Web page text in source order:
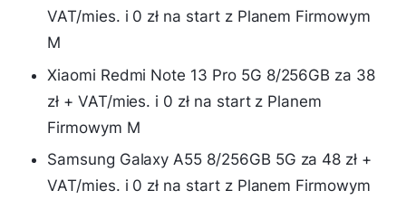
VAT/mies. i 0 zł na start z Planem Firmowym
M
Xiaomi Redmi Note 13 Pro 5G 8/256GB za 38
zł + VAT/mies. i 0 zł na start z Planem
Firmowym M
Samsung Galaxy A55 8/256GB 5G za 48 zł +
VAT/mies. i 0 zł na start z Planem Firmowym